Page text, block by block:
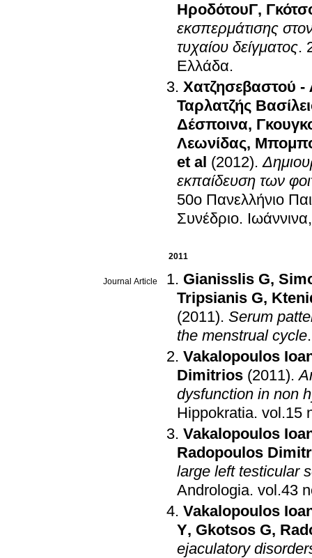
ΗροδότουΓ,
εκσπερμάτισης
τυχαίου δείγματος.
Ελλάδα.
Χατζησεβαστού -
Ταρλατζής
Δέσποινα,
Λεωνίδας,
et al (2012).
εκπαίδευση των
50ο Πανελλήνιο
Συνέδριο.
2011
Journal Article Gianisslis G,
Tripsianis G,
(2011). Serum
the menstrual cycle
Vakalopoulos
Dimitrios (2011).
dysfunction in non
Hippokratia.
Vakalopoulos
Radopoulos
large left testicular
Andrologia.
Vakalopoulos
Y, Gkotsos G,
ejaculatory